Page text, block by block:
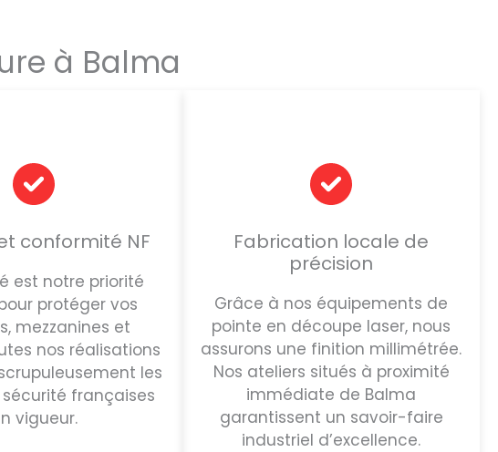
à Balma
conformité NF
est notre priorité
protéger vos
mezzanines et
nos réalisations
les
françaises
vigueur.
Fabrication locale de
précision
Grâce à nos équipements de
pointe en découpe laser, nous
assurons une finition millimétrée.
Nos ateliers situés à proximité
immédiate de Balma
garantissent un savoir-faire
industriel d’excellence.